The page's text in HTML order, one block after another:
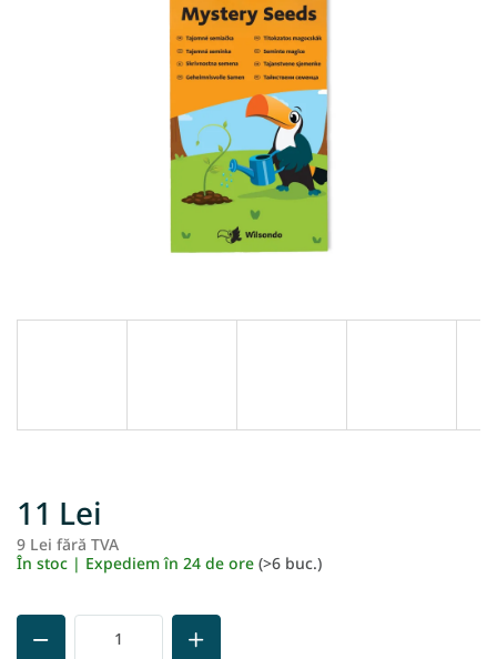
11 Lei
9 Lei fără TVA
În stoc | Expediem în 24 de ore (>6 buc.)